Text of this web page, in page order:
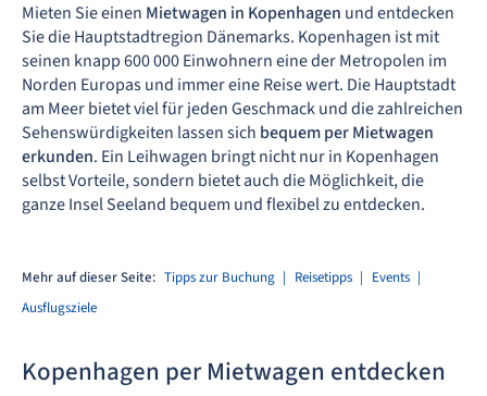
Mieten Sie einen Mietwagen in Kopenhagen und entdecken
Sie die Hauptstadtregion Dänemarks. Kopenhagen ist mit
seinen knapp 600 000 Einwohnern eine der Metropolen im
Norden Europas und immer eine Reise wert. Die Hauptstadt
am Meer bietet viel für jeden Geschmack und die zahlreichen
Sehenswürdigkeiten lassen sich bequem per Mietwagen
erkunden. Ein Leihwagen bringt nicht nur in Kopenhagen
selbst Vorteile, sondern bietet auch die Möglichkeit, die
ganze Insel Seeland bequem und flexibel zu entdecken.
Mehr auf dieser Seite: Tipps zur Buchung Reisetipps
Events
Ausflugsziele
Kopenhagen per Mietwagen entdecken